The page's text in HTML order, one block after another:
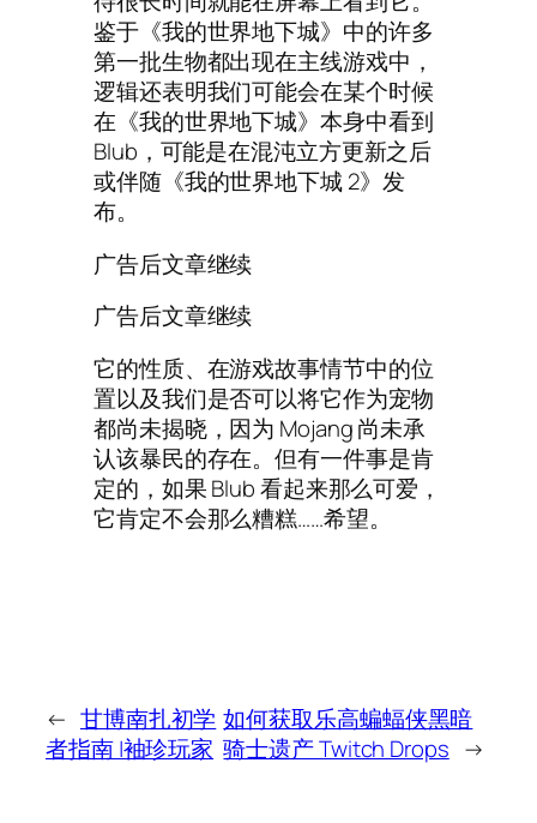
鉴于《我的世界地下城》中的许多
第一批生物都出现在主线游戏中，
逻辑还表明我们可能会在某个时候
在《我的世界地下城》本身中看到
Blub，可能是在混沌立方更新之后
或伴随《我的世界地下城 2》发
布。
广告后文章继续
广告后文章继续
它的性质、在游戏故事情节中的位
置以及我们是否可以将它作为宠物
都尚未揭晓，因为 Mojang 尚未承
认该暴民的存在。但有一件事是肯
定的，如果 Blub 看起来那么可爱，
它肯定不会那么糟糕……希望。
← 甘博南扎初学
者指南 |袖珍玩家
如何获取乐高蝙蝠侠黑暗
骑士遗产 Twitch Drops →